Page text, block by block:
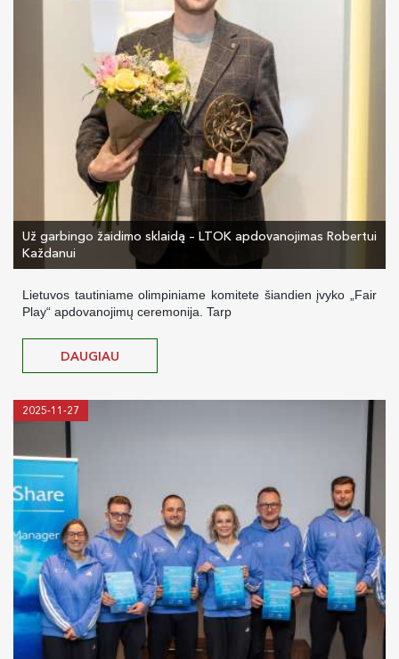
Už garbingo žaidimo sklaidą – LTOK apdovanojimas Robertui
Každanui
Lietuvos tautiniame olimpiniame komitete šiandien įvyko „Fair
Play“ apdovanojimų ceremonija. Tarp
DAUGIAU
2025-11-27